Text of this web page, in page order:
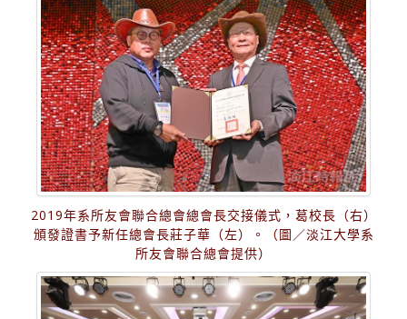
2019年系所友會聯合總會總會長交接儀式，葛校長（右）
頒發證書予新任總會長莊子華（左）。（圖／淡江大學系
所友會聯合總會提供）